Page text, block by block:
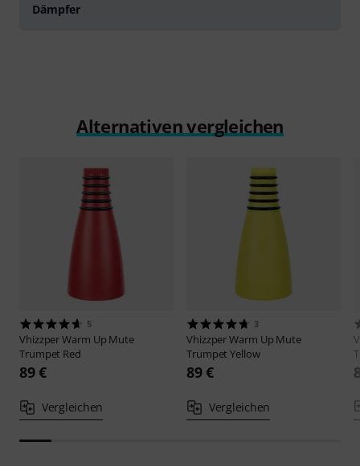
Dämpfer
Alternativen vergleichen
5
VhizzperWarm Up Mute
Trumpet Red
89 €
Vergleichen
3
VhizzperWarm Up Mute
Trumpet Yellow
89 €
Vergleichen